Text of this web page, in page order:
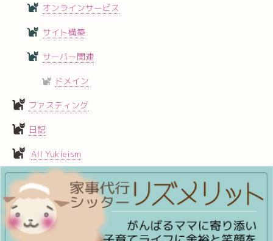
オンラインサービス
サイト構築
サーバー関連
ドメイン
ファスティング
日記
All Yukieism